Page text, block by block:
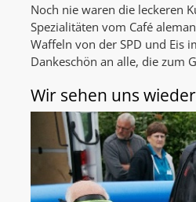
Noch nie waren die leckeren
Spezialitäten vom Café
Waffeln von der SPD und Eis
Dankeschön an alle, die zum
Wir sehen uns